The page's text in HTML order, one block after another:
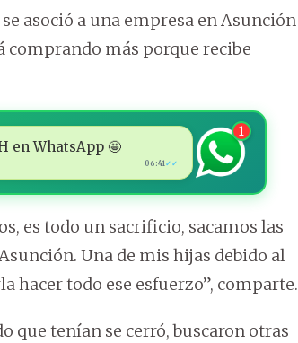
asoció a una empresa en Asunción
comprando más porque recibe
en WhatsApp 🤩
06:41✓✓
1
es todo un sacrificio, sacamos las
Una de mis hijas debido al
hacer todo ese esfuerzo”, comparte.
que tenían se cerró, buscaron otras